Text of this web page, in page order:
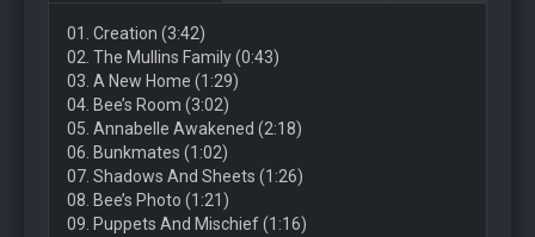
01. Creation (3:42)
02. The Mullins Family (0:43)
03. A New Home (1:29)
04. Bee’s Room (3:02)
05. Annabelle Awakened (2:18)
06. Bunkmates (1:02)
07. Shadows And Sheets (1:26)
08. Bee’s Photo (1:21)
09. Puppets And Mischief (1:16)